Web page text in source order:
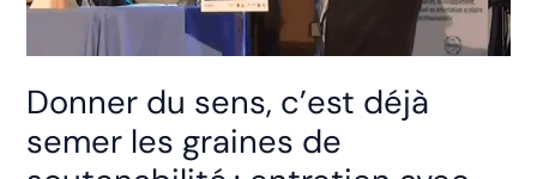
Donner du sens, c’est déjà
semer les graines de